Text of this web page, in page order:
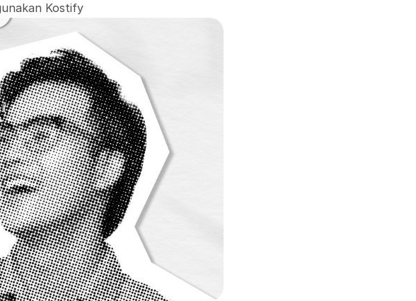
Kostify